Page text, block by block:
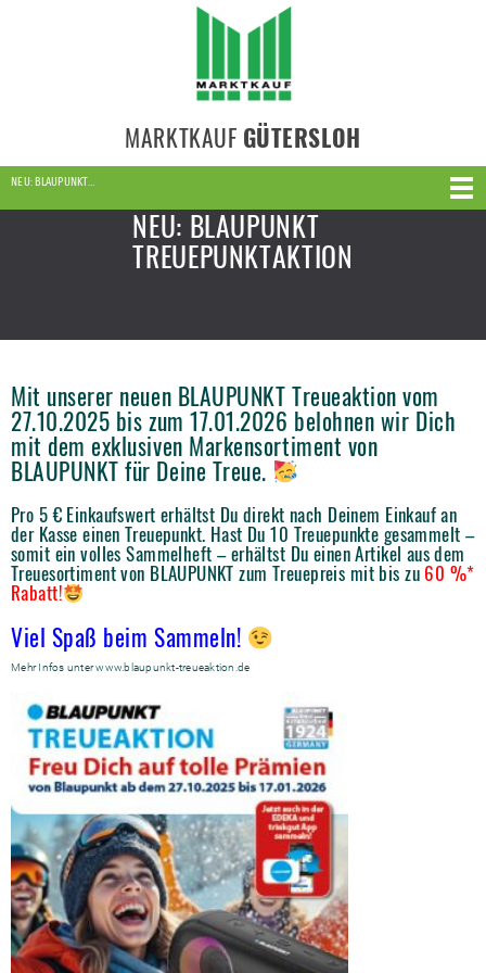
MARKTKAUF GÜTERSLOH
NEU: BLAUPUNKT…
NEU: BLAUPUNKT
TREUEPUNKTAKTION
Mit unserer neuen BLAUPUNKT Treueaktion vom
27.10.2025 bis zum 17.01.2026 belohnen wir Dich
mit dem exklusiven Markensortiment von
BLAUPUNKT für Deine Treue.
Pro 5 € Einkaufswert erhältst Du direkt nach Deinem Einkauf an
der Kasse einen Treuepunkt. Hast Du 10 Treuepunkte gesammelt –
somit ein volles Sammelheft – erhältst Du einen Artikel aus dem
Treuesortiment von BLAUPUNKT zum Treuepreis mit bis zu 60 %*
Rabatt!
Viel Spaß beim Sammeln!
Mehr Infos unterwww.blaupunkt-treueaktion.de